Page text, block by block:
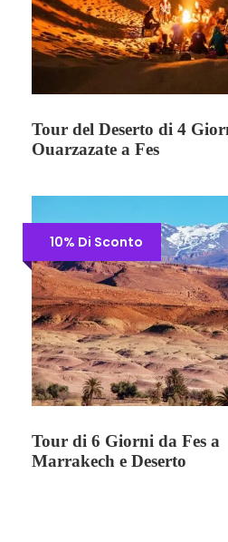
Tour del Deserto di 4
Ouarzazate a Fes
10% Di Sconto
Tour di 6 Giorni da Fes a
Marrakech e Deserto